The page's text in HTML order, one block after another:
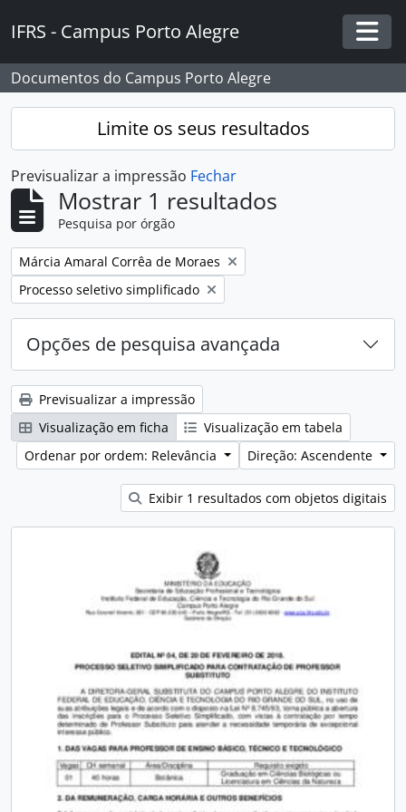
IFRS - Campus Porto Alegre
Documentos do Campus Porto Alegre
Limite os seus resultados
Previsualizar a impressão Fechar
Mostrar 1 resultados
Pesquisa por órgão
Remover filtro:
Márcia Amaral Corrêa de Moraes
Remover filtro:
Processo seletivo simplificado
Opções de pesquisa avançada
Previsualizar a impressão
Visualização em ficha
Visualização em tabela
Ordenar por ordem: Relevância
Direção: Ascendente
Exibir 1 resultados com objetos digitais